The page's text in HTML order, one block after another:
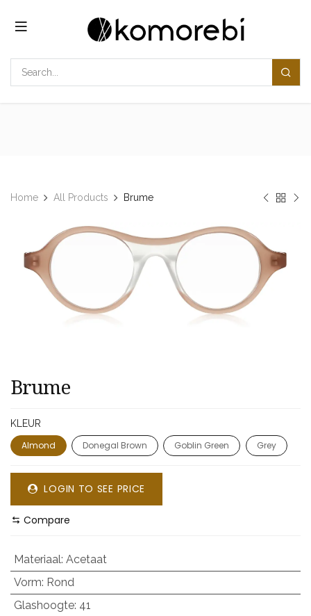
Home All Products Brume
Brume
KLEUR
Almond Donegal Brown Goblin Green Grey
LOGIN TO SEE PRICE
Compare
Materiaal: Acetaat
Vorm: Rond
Glashoogte: 41